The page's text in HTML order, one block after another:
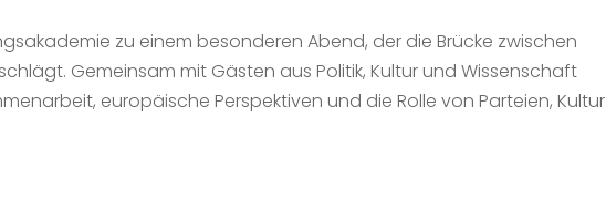
zu einem besonderen Abend, der die Brücke zwischen
Gemeinsam mit Gästen aus Politik, Kultur und Wissenschaft
europäische Perspektiven und die Rolle von Parteien, Kultur